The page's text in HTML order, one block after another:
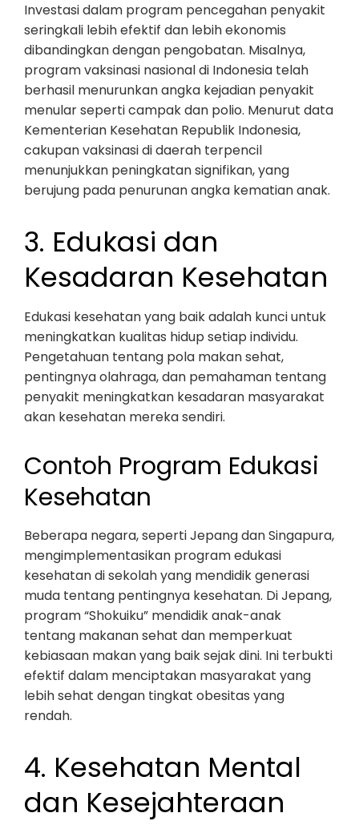
Investasi dalam program pencegahan penyakit
seringkali lebih efektif dan lebih ekonomis
dibandingkan dengan pengobatan. Misalnya,
program vaksinasi nasional di Indonesia telah
berhasil menurunkan angka kejadian penyakit
menular seperti campak dan polio. Menurut data
Kementerian Kesehatan Republik Indonesia,
cakupan vaksinasi di daerah terpencil
menunjukkan peningkatan signifikan, yang
berujung pada penurunan angka kematian anak.
3. Edukasi dan
Kesadaran Kesehatan
Edukasi kesehatan yang baik adalah kunci untuk
meningkatkan kualitas hidup setiap individu.
Pengetahuan tentang pola makan sehat,
pentingnya olahraga, dan pemahaman tentang
penyakit meningkatkan kesadaran masyarakat
akan kesehatan mereka sendiri.
Contoh Program Edukasi
Kesehatan
Beberapa negara, seperti Jepang dan Singapura,
mengimplementasikan program edukasi
kesehatan di sekolah yang mendidik generasi
muda tentang pentingnya kesehatan. Di Jepang,
program “Shokuiku” mendidik anak-anak
tentang makanan sehat dan memperkuat
kebiasaan makan yang baik sejak dini. Ini terbukti
efektif dalam menciptakan masyarakat yang
lebih sehat dengan tingkat obesitas yang
rendah.
4. Kesehatan Mental
dan Kesejahteraan